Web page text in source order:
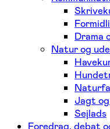
Drama
Natur og
Jagt
Sejlads
Foredrag, debat